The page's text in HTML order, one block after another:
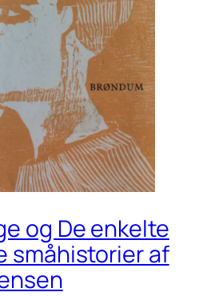
og De enkelte
småhistorier af